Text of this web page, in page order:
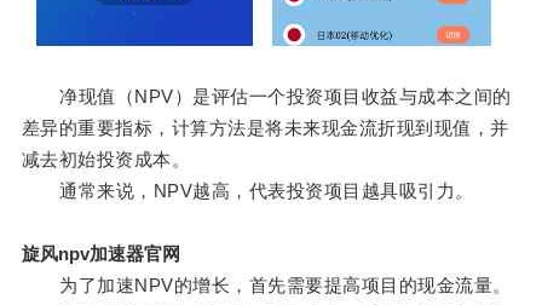
净现值（NPV）是评估一个投资项目收益与成本之间的
差异的重要指标，计算方法是将未来现金流折现到现值，并
减去初始投资成本。
通常来说，NPV越高，代表投资项目越具吸引力。
旋风npv加速器官网
为了加速NPV的增长，首先需要提高项目的现金流量。